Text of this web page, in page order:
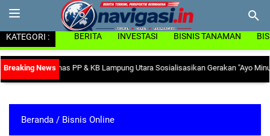
KATEGORI : BERITA INVESTASI BISNIS TANAMAN
Dinas PP & KB Lampung Utara Sosialisasikan Gerakan "Ayo Minum
Beranda / Bisnis Online